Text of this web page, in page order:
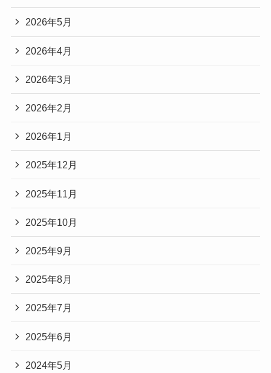
2026年5月
2026年4月
2026年3月
2026年2月
2026年1月
2025年12月
2025年11月
2025年10月
2025年9月
2025年8月
2025年7月
2025年6月
2024年5月